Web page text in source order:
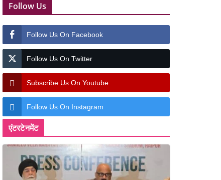
Follow Us
Follow Us On Facebook
Follow Us On Twitter
Subscribe Us On Youtube
Follow Us On Instagram
एंटरटेनमेंट